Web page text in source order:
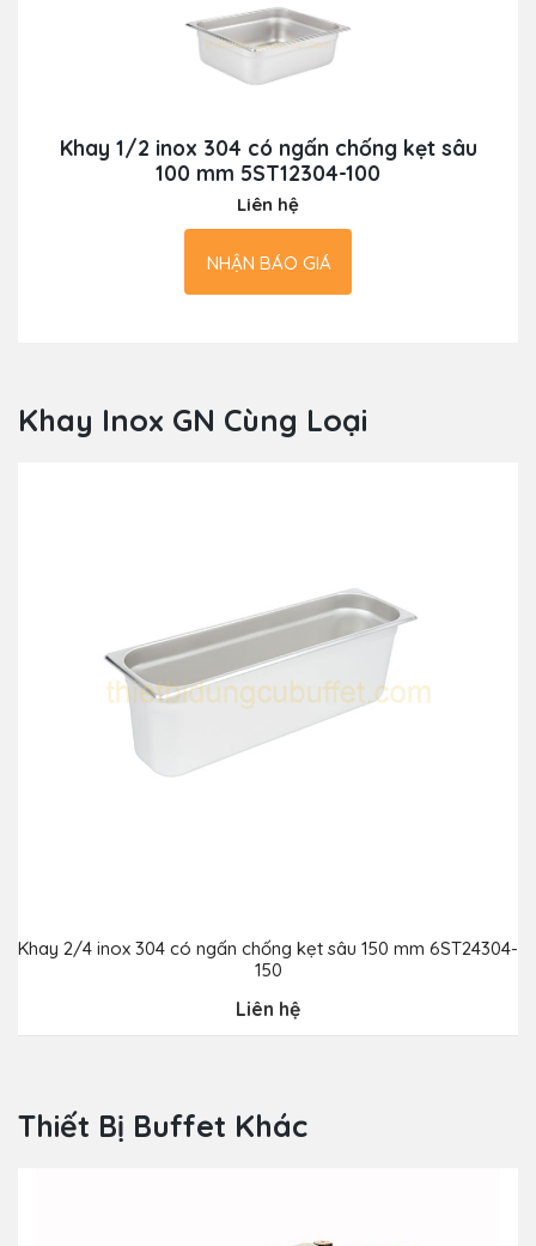
Khay 1/2 inox 304 có ngấn chống kẹt sâu
100 mm 5ST12304-100
Liên hệ
NHẬN BÁO GIÁ
Khay Inox GN Cùng Loại
Khay 2/4 inox 304 có ngấn chống kẹt sâu 150 mm 6ST24304-
150
Liên hệ
Thiết Bị Buffet Khác